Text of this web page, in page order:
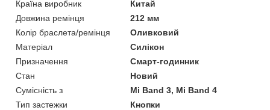
Країна виробник
Китай
Довжина ремінця
212 мм
Колір браслета/ремінця
Оливковий
Матеріал
Силікон
Призначення
Смарт-годинник
Стан
Новий
Сумісність з
Mi Band 3, Mi Band 4
Тип застежки
Кнопки